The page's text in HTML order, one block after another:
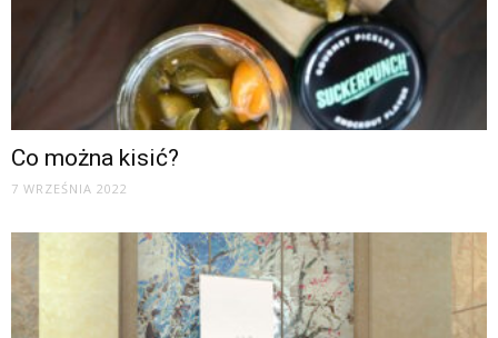
Co można kisić?
7 WRZEŚNIA 2022